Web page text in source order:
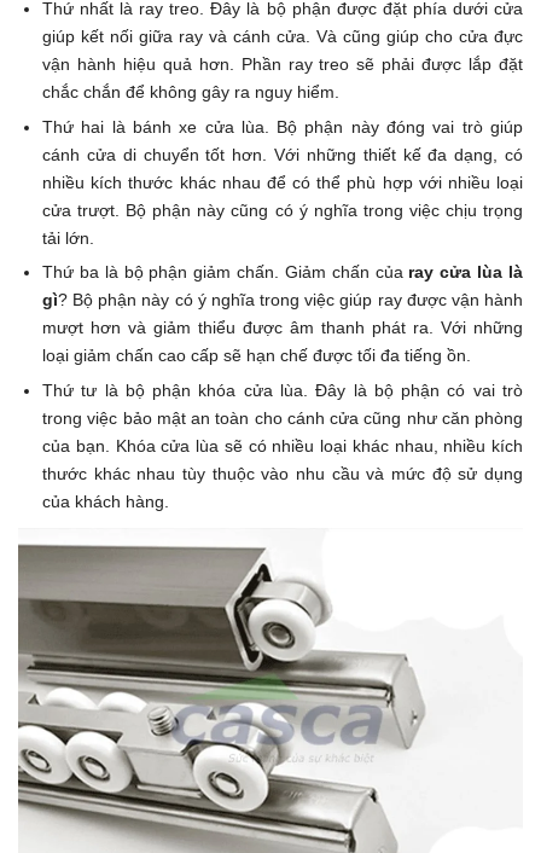
Thứ nhất là ray treo. Đây là bộ phận được đặt phía dưới cửa
giúp kết nối giữa ray và cánh cửa. Và cũng giúp cho cửa đực
vận hành hiệu quả hơn. Phần ray treo sẽ phải được lắp đặt
chắc chắn để không gây ra nguy hiểm.
Thứ hai là bánh xe cửa lùa. Bộ phận này đóng vai trò giúp
cánh cửa di chuyển tốt hơn. Với những thiết kế đa dạng, có
nhiều kích thước khác nhau để có thể phù hợp với nhiều loại
cửa trượt. Bộ phận này cũng có ý nghĩa trong việc chịu trọng
tải lớn.
Thứ ba là bộ phận giảm chấn. Giảm chấn của ray cửa lùa là
gì? Bộ phận này có ý nghĩa trong việc giúp ray được vận hành
mượt hơn và giảm thiểu được âm thanh phát ra. Với những
loại giảm chấn cao cấp sẽ hạn chế được tối đa tiếng ồn.
Thứ tư là bộ phận khóa cửa lùa. Đây là bộ phận có vai trò
trong việc bảo mật an toàn cho cánh cửa cũng như căn phòng
của bạn. Khóa cửa lùa sẽ có nhiều loại khác nhau, nhiều kích
thước khác nhau tùy thuộc vào nhu cầu và mức độ sử dụng
của khách hàng.